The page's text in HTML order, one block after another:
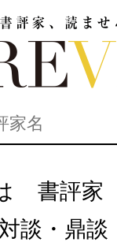
書評家
談・鼎談